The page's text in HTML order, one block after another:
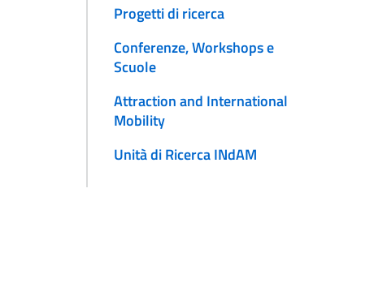
Progetti di ricerca
Conferenze, Workshops e
Scuole
Attraction and International
Mobility
Unità di Ricerca INdAM